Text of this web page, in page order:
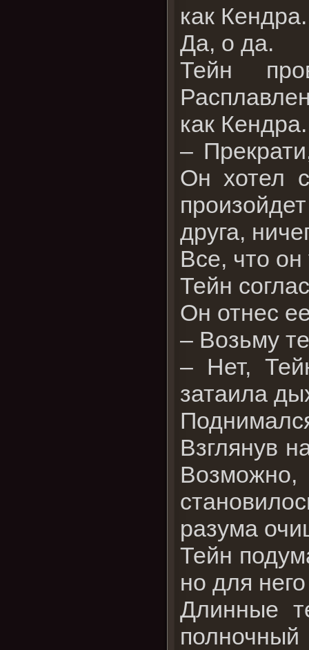
как
Да, о да.
Тейн
как
–
Он хотел
друга,
Все, что
Тейн
Он отнес
– Возьму
– Нет,
затаила
Взглянув
разума
Тейн
но для
Длинные